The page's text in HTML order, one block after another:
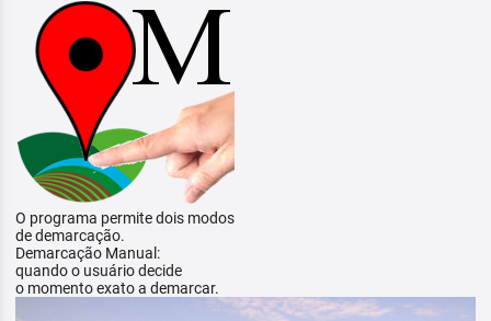
O programa permite dois modos
de demarcação.
Demarcação Manual:
quando o usuário decide
o momento exato a demarcar.